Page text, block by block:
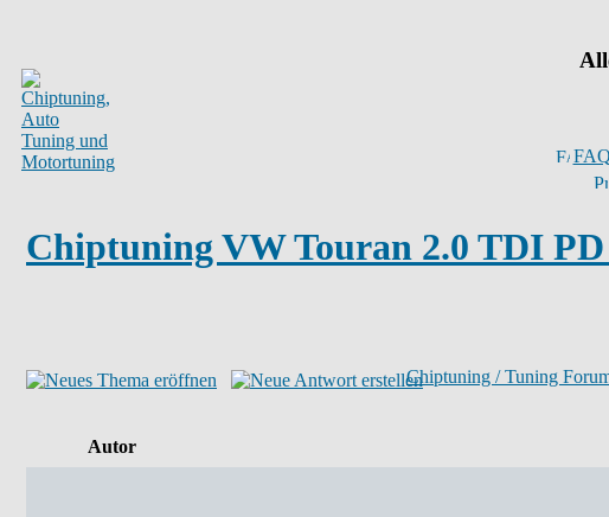
FAQ
Chiptuning VW Touran 2.0 TDI
Chiptuning / Tuning
Autor